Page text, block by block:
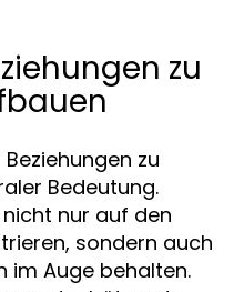
zu
zu
Bedeutung.
nur auf den
sondern auch
im Auge behalten.